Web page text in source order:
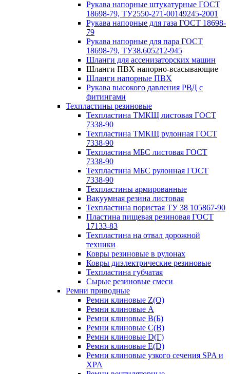
Рукава напорные штукатурные ГОСТ
18698-79, ТУ2550-271-00149245-2001
Рукава напорные для газа ГОСТ 18698-
79
Рукава напорные для пара ГОСТ
18698-79, ТУ38.605212-945
Шланги для ассенизаторских машин
Шланги ПВХ напорно-всасывающие
Шланги напорные ПВХ
Рукава высокого давления РВД с
фитингами
Техпластины резиновые
Техпластина ТМКЩ листовая ГОСТ
7338-90
Техпластина ТМКЩ рулонная ГОСТ
7338-90
Техпластина МБС листовая ГОСТ
7338-90
Техпластина МБС рулонная ГОСТ
7338-90
Техпластины армированные
Вакуумная резина листовая
Техпластина пористая ТУ 38 105867-90
Пластина пищевая резиновая ГОСТ
17133-83
Техпластина на отвал дорожной
техники
Ковры резиновые в рулонах
Ковры диэлектрические резиновые
Техпластина губчатая
Сырые резиновые смеси
Ремни приводные
Ремни клиновые Z(О)
Ремни клиновые A
Ремни клиновые B(Б)
Ремни клиновые C(В)
Ремни клиновые D(Г)
Ремни клиновые Е(D)
Ремни клиновые узкого сечения SPA и
XPA